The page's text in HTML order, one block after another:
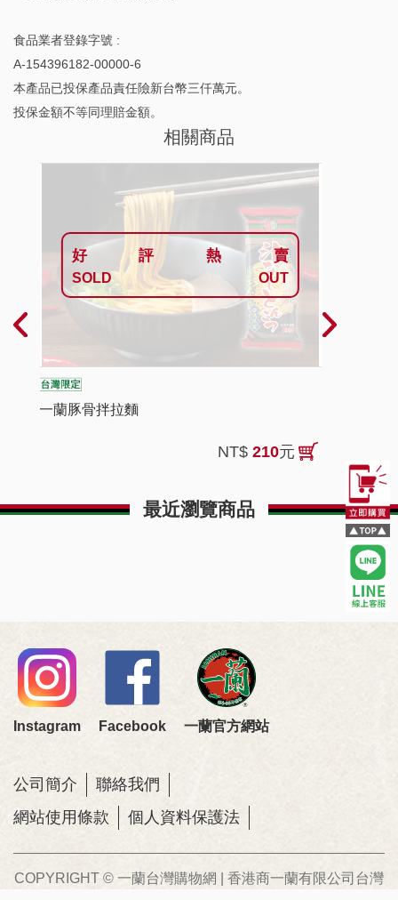
食品業者登錄字號 :
A-154396182-00000-6
本產品已投保產品責任險新台幣三仟萬元。
投保金額不等同理賠金額。
相關商品
好評熱賣
SOLD OUT
一蘭豚骨拌拉麵
NT$ 210元
最近瀏覽商品
Instagram Facebook 一蘭官方網站
公司簡介
聯絡我們
網站使用條款
個人資料保護法
COPYRIGHT © 一蘭台灣購物網 | 香港商一蘭有限公司台灣